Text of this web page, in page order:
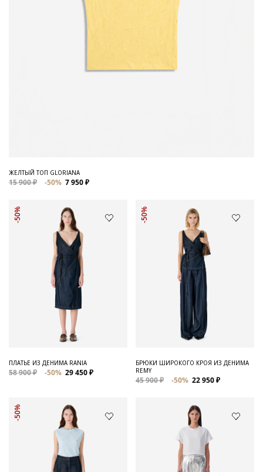
ЖЕЛТЫЙ ТОП GLORIANA
15 900 ₽ -50% 7 950 ₽
-50%
ПЛАТЬЕ ИЗ ДЕНИМА RANIA
58 900 ₽ -50% 29 450 ₽
-50%
БРЮКИ ШИРОКОГО КРОЯ ИЗ ДЕНИМА
REMY
45 900 ₽ -50% 22 950 ₽
-50%